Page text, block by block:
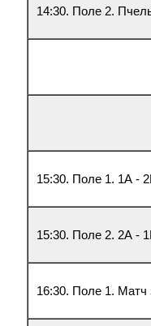
14:30. Поле 2.
15:30. Поле 1. 1А -
15:30. Поле 2. 2А -
16:30. Поле 1. Матч